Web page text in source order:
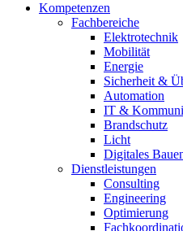
Kompetenzen
Fachbereiche
Elektrotechnik
Mobilität
Energie
Sicherheit &
Automation
IT &
Brandschutz
Licht
Digitales
Dienstleistungen
Consulting
Engineering
Optimierung